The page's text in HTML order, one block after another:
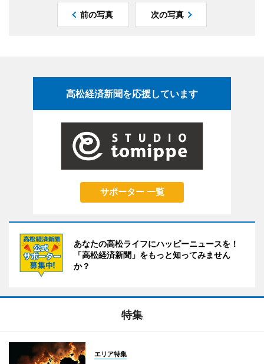
前の写真 次の写真
高松経済新聞を応援しています
サポーター 一覧
あなたの高松ライフにハッピーニュースを！
「高松経済新聞」をもっと知ってみません
か？
特集
エリア特集